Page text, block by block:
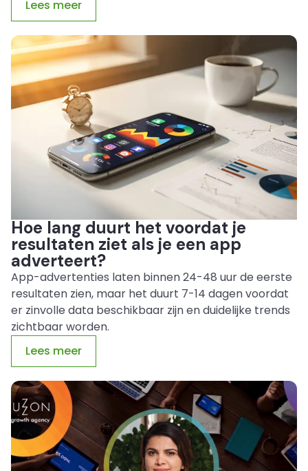
Lees meer
Hoe lang duurt het voordat je
resultaten ziet als je een app
adverteert?
App-advertenties laten binnen 24-48 uur de eerste
resultaten zien, maar het duurt 7-14 dagen voordat
er zinvolle data beschikbaar zijn en duidelijke trends
zichtbaar worden.
Lees meer